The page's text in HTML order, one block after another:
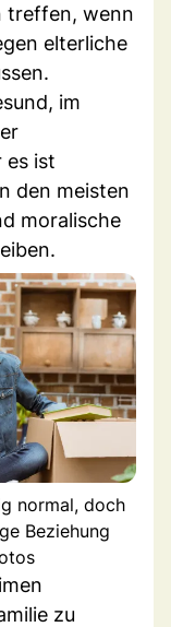
treffen, wenn
elterliche
im
es ist
den meisten
moralische
normal, doch
Beziehung
zu